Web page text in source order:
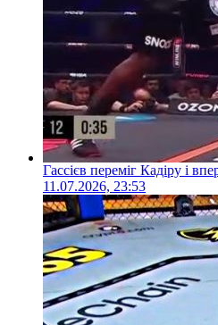
Гассієв переміг Кадіру і
11.07.2026, 23:53